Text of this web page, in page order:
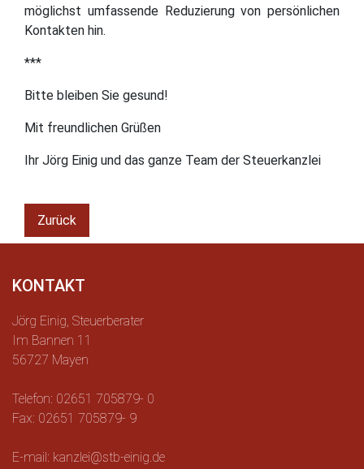
möglichst umfassende Reduzierung von persönlichen
Kontakten hin.
***
Bitte bleiben Sie gesund!
Mit freundlichen Grüßen
Ihr Jörg Einig und das ganze Team der Steuerkanzlei
Zurück
KONTAKT
Jörg Einig, Steuerberater
Im Bannen 11
56727 Mayen
Telefon: 02651 705879- 0
Fax: 02651 705879- 9
E-mail: kanzlei@stb-einig.de